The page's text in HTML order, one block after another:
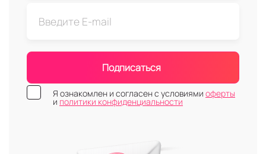
Подписаться
Я ознакомлен и согласен с условиями оферты
и политики конфиденциальности